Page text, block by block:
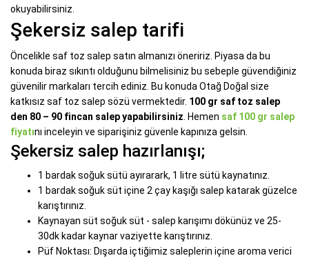
okuyabilirsiniz.
Şekersiz salep tarifi
Öncelikle saf toz salep satın almanızı öneririz. Piyasa da bu
konuda biraz sıkıntı olduğunu bilmelisiniz bu sebeple güvendiğiniz
güvenilir markaları tercih ediniz. Bu konuda Otağ Doğal size
katkısız saf toz salep sözü vermektedir. 100 gr saf toz salep
den 80 – 90 fincan salep yapabilirsiniz. Hemen saf 100 gr salep
fiyatını inceleyin ve siparişiniz güvenle kapınıza gelsin.
Şekersiz salep hazırlanışı;
1 bardak soğuk sütü ayırarark, 1 litre sütü kaynatınız.
1 bardak soğuk süt içine 2 çay kaşığı salep katarak güzelce
karıştırınız.
Kaynayan süt soğuk süt - salep karışımı dökünüz ve 25-
30dk kadar kaynar vaziyette karıştırınız.
Püf Noktası: Dışarda içtiğimiz saleplerin içine aroma verici